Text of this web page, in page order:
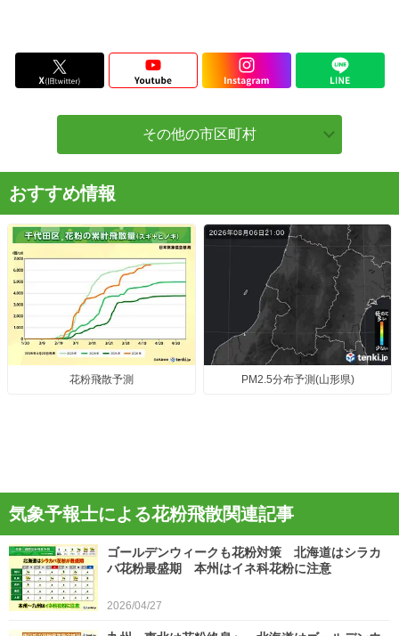
その他の市区町村
おすすめ情報
花粉飛散予測 PM2.5分布予測(山形県)
気象予報士による花粉飛散関連記事
ゴールデンウィークも花粉対策 北海道はシラカ
バ花粉最盛期 本州はイネ科花粉に注意
2026/04/27